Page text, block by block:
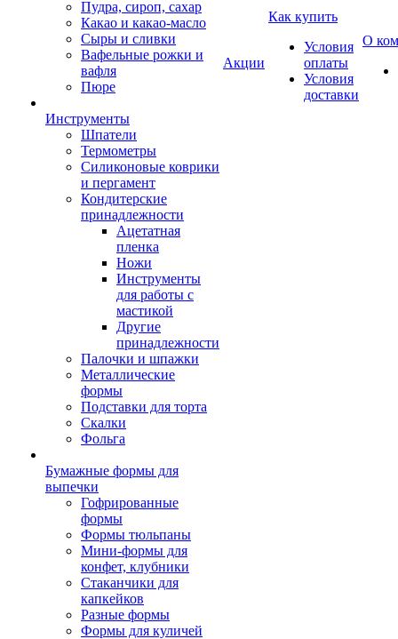
Пудра, сироп, сахар
Какао и какао-масло
Сыры и сливки
Вафельные рожки и
вафля
Пюре
Инструменты
Шпатели
Термометры
Силиконовые коврики
и пергамент
Кондитерские
принадлежности
Ацетатная
пленка
Ножи
Инструменты
для работы с
мастикой
Другие
принадлежности
Палочки и шпажки
Металлические
формы
Подставки для торта
Скалки
Фольга
Бумажные формы для
выпечки
Гофрированные
формы
Формы тюльпаны
Мини-формы для
конфет, клубники
Стаканчики для
капкейков
Разные формы
Формы для куличей
Акции
Как купить
Условия
оплаты
Условия
доставки
О